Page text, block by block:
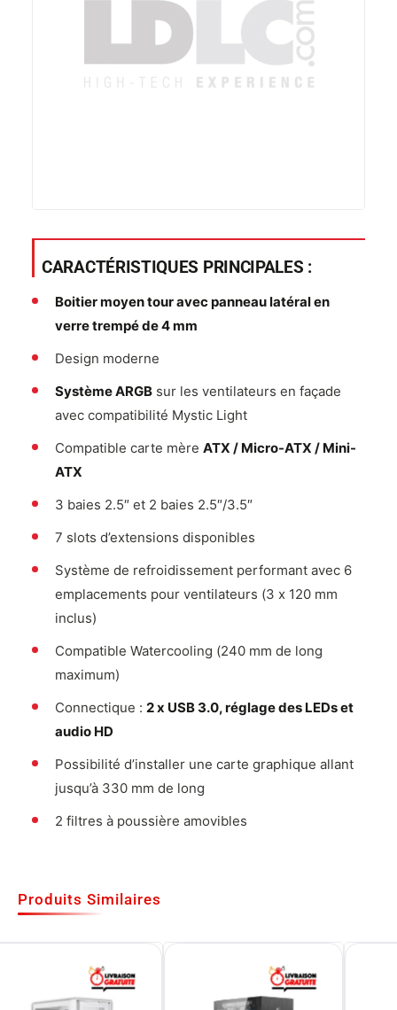
CARACTÉRISTIQUES PRINCIPALES :
Boitier moyen tour avec panneau latéral en
verre trempé de 4 mm
Design moderne
Système ARGB sur les ventilateurs en façade
avec compatibilité Mystic Light
Compatible carte mère ATX / Micro-ATX / Mini-
ATX
3 baies 2.5″ et 2 baies 2.5″/3.5″
7 slots d’extensions disponibles
Système de refroidissement performant avec 6
emplacements pour ventilateurs (3 x 120 mm
inclus)
Compatible Watercooling (240 mm de long
maximum)
Connectique : 2 x USB 3.0, réglage des LEDs et
audio HD
Possibilité d’installer une carte graphique allant
jusqu’à 330 mm de long
2 filtres à poussière amovibles
Produits Similaires